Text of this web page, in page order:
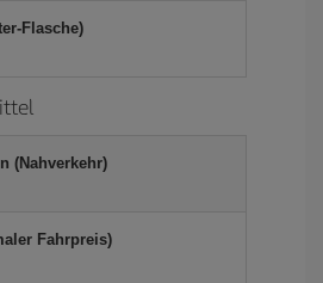
Flasche)
(Nahverkehr)
Fahrpreis)